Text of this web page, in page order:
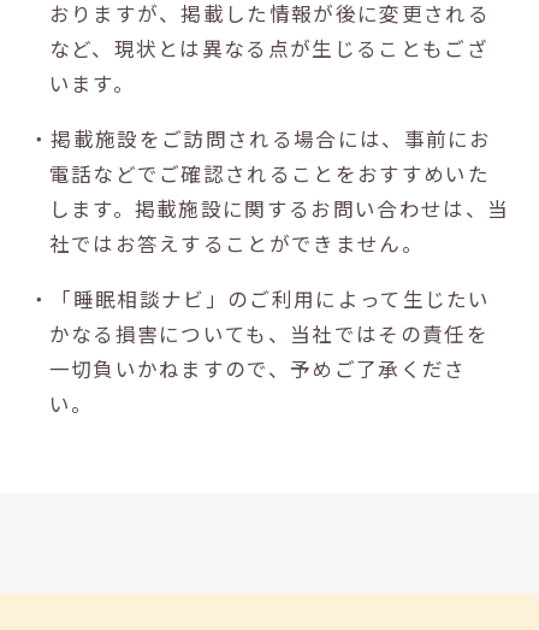
おりますが、掲載した情報が後に変更される
など、現状とは異なる点が生じることもござ
います。
・掲載施設をご訪問される場合には、事前にお
電話などでご確認されることをおすすめいた
します。掲載施設に関するお問い合わせは、当
社ではお答えすることができません。
・「睡眠相談ナビ」のご利用によって生じたい
かなる損害についても、当社ではその責任を
一切負いかねますので、予めご了承くださ
い。